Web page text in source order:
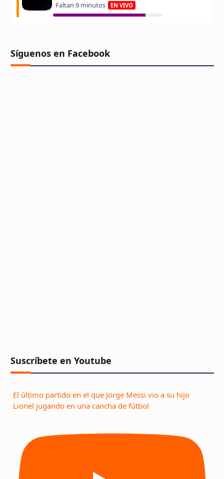
Síguenos en Facebook
Suscríbete en Youtube
El último partido en el que Jorge Messi vio a su hijo
Lionel jugando en una cancha de fútbol